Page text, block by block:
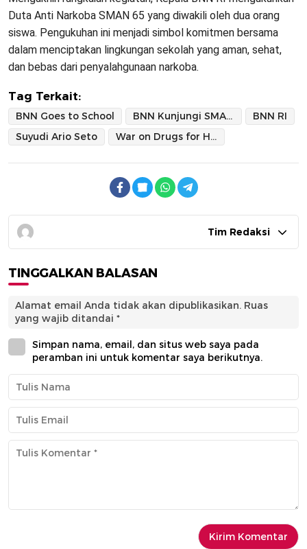
Duta Anti Narkoba SMAN 65 yang diwakili oleh dua orang
siswa. Pengukuhan ini menjadi simbol komitmen bersama
dalam menciptakan lingkungan sekolah yang aman, sehat,
dan bebas dari penyalahgunaan narkoba.
Tag Terkait:
BNN Goes to School BNN Kunjungi SMAN 65
BNN RI
Suyudi Ario Seto
War on Drugs for Humanity
Tim Redaksi
TINGGALKAN BALASAN
Alamat email Anda tidak akan dipublikasikan. Ruas
yang wajib ditandai *
Simpan nama, email, dan situs web saya pada
peramban ini untuk komentar saya berikutnya.